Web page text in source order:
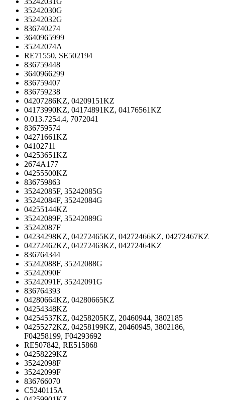
35242030G
35242032G
836740274
3640965999
35242074A
RE71550, SE502194
836759448
3640966299
836759407
836759238
04207286KZ, 04209151KZ
04173990KZ, 04174891KZ, 04176561KZ
0.013.7254.4, 7072041
836759574
04271661KZ
04102711
04253651KZ
2674A177
04255500KZ
836759863
35242085F, 35242085G
35242084F, 35242084G
04255144KZ
35242089F, 35242089G
35242087F
04234298KZ, 04272465KZ, 04272466KZ, 04272467KZ
04272462KZ, 04272463KZ, 04272464KZ
836764344
35242088F, 35242088G
35242090F
35242091F, 35242091G
836764393
04280664KZ, 04280665KZ
04254348KZ
04254537KZ, 04258205KZ, 20460944, 3802185
04255272KZ, 04258199KZ, 20460945, 3802186,
F04258199, F04293692
RE507842, RE515868
04258229KZ
35242098F
35242099F
836766070
C5240115A